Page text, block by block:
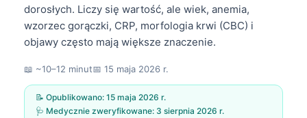
dorosłych. Liczy się wartość, ale wiek, anemia,
wzorzec gorączki, CRP, morfologia krwi (CBC) i
objawy często mają większe znaczenie.
📖 ~10–12 minut📅 15 maja 2026 r.
📝 Opublikowano: 15 maja 2026 r.
🩺 Medycznie zweryfikowane: 3 sierpnia 2026 r.